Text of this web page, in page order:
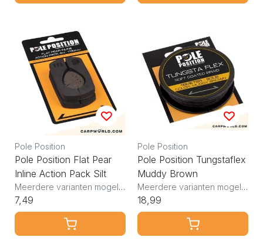
Pole Position
Pole Position Flat Pear
Inline Action Pack Silt
Meerdere varianten mogelijk
7,49
Pole Position
Pole Position Tungstaflex
Muddy Brown
Meerdere varianten mogelijk
18,99